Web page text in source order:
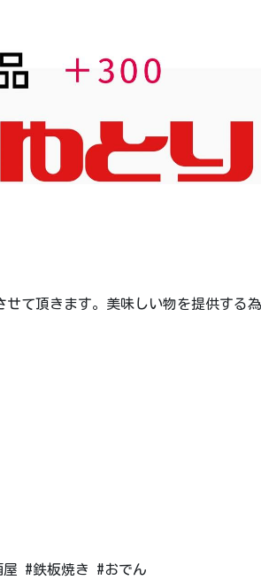
て頂きます。美味しい物を提供する
#鉄板焼き #おでん